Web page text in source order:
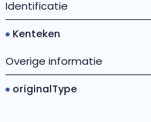
Identificatie
Kenteken
Overige informatie
originalType